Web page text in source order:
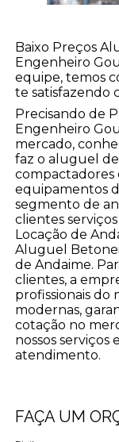
Baixo Preços
Engenheiro
equipe, temos
te satisfazendo
Precisando de
Engenheiro
mercado,
faz o aluguel
compactadores
equipamentos
segmento de
clientes
Locação de
Aluguel
de Andaime.
clientes, a
profissionais do
modernas,
cotação no
nossos serviços
atendimento.
FAÇA UM